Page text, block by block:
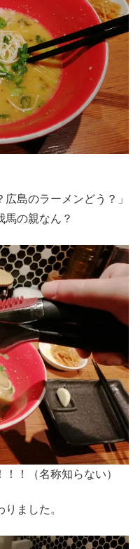
島のラーメンどう？」
馬の親なん？
！（名称知らない）
ました。